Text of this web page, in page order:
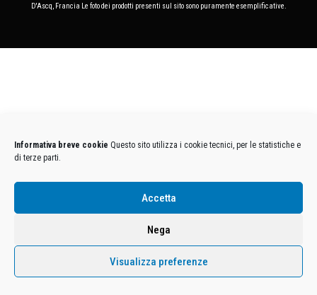
Informativa breve cookie Questo sito utilizza i cookie tecnici, per le statistiche e
di terze parti.
Accetta
Nega
Visualizza preferenze
D'Ascq, Francia Le foto dei prodotti presenti sul sito sono puramente esemplificative.